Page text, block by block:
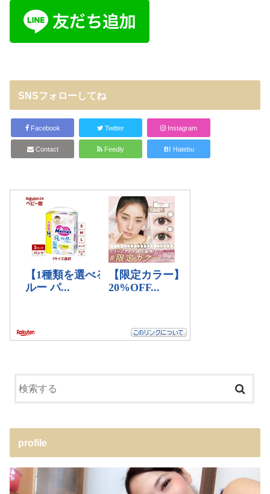
SNSフォローしてね
Facebook Twitter Instagram
Contact Feedly B! Hatebu
profile